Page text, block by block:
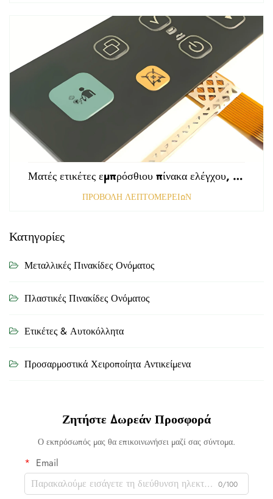
Ματές ετικέτες εμπρόσθιου πίνακα ελέγχου, τρυπημένες με αμαυρωμένη επιφάνεια, πάχους 0,25 mm, ετικέτες από πολυκαρβονικό ή PVC
ΠΡΟΒΟΛΗ ΛΕΠΤΟΜΕΡΕΙΩΝ
Κατηγορίες
Μεταλλικές Πινακίδες Ονόματος
Πλαστικές Πινακίδες Ονόματος
Ετικέτες & Αυτοκόλλητα
Προσαρμοστικά Χειροποίητα Αντικείμενα
Ζητήστε Δωρεάν Προσφορά
Ο εκπρόσωπός μας θα επικοινωνήσει μαζί σας σύντομα.
Email
0/100